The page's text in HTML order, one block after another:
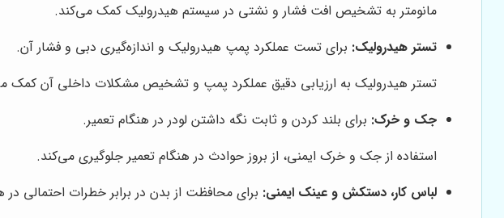
مانومتر به تشخیص افت فشار و نشتی در سیستم هیدرولیک کمک می‌کند.
تستر هیدرولیک: برای تست عملکرد پمپ هیدرولیک و اندازه‌گیری دبی و فشار آن.
تستر هیدرولیک به ارزیابی دقیق عملکرد پمپ و تشخیص مشکلات داخلی آن کمک
جک و خرک: برای بلند کردن و ثابت نگه داشتن لودر در هنگام تعمیر.
استفاده از جک و خرک ایمنی، از بروز حوادث در هنگام تعمیر جلوگیری می‌کند.
لباس کار، دستکش و عینک ایمنی: برای محافظت از بدن در برابر خطرات احتمالی در